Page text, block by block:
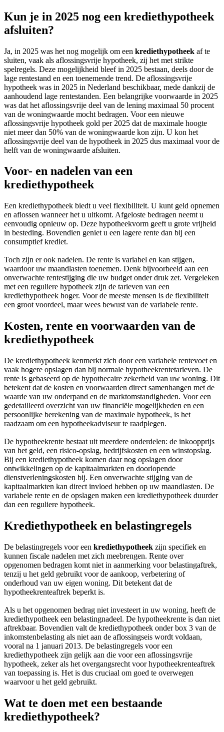
Kun je in 2025 nog een krediethypotheek
afsluiten?
Ja, in 2025 was het nog mogelijk om een krediethypotheek af te
sluiten, vaak als aflossingsvrije hypotheek, zij het met strikte
spelregels. Deze mogelijkheid bleef in 2025 bestaan, deels door de
lage rentestand en een toenemende trend. De aflossingsvrije
hypotheek was in 2025 in Nederland beschikbaar, mede dankzij de
aanhoudend lage rentestanden. Een belangrijke voorwaarde in 2025
was dat het aflossingsvrije deel van de lening maximaal 50 procent
van de woningwaarde mocht bedragen. Voor een nieuwe
aflossingsvrije hypotheek gold per 2025 dat de maximale hoogte
niet meer dan 50% van de woningwaarde kon zijn. U kon het
aflossingsvrije deel van de hypotheek in 2025 dus maximaal voor de
helft van de woningwaarde afsluiten.
Voor- en nadelen van een
krediethypotheek
Een krediethypotheek biedt u veel flexibiliteit. U kunt geld opnemen
en aflossen wanneer het u uitkomt. Afgeloste bedragen neemt u
eenvoudig opnieuw op. Deze hypotheekvorm geeft u grote vrijheid
in besteding. Bovendien geniet u een lagere rente dan bij een
consumptief krediet.
Toch zijn er ook nadelen. De rente is variabel en kan stijgen,
waardoor uw maandlasten toenemen. Denk bijvoorbeeld aan een
onverwachte rentestijging die uw budget onder druk zet. Vergeleken
met een reguliere hypotheek zijn de tarieven van een
krediethypotheek hoger. Voor de meeste mensen is de flexibiliteit
een groot voordeel, maar wees bewust van de variabele rente.
Kosten, rente en voorwaarden van de
krediethypotheek
De krediethypotheek kenmerkt zich door een variabele rentevoet en
vaak hogere opslagen dan bij normale hypotheekrentetarieven. De
rente is gebaseerd op de hypothecaire zekerheid van uw woning. Dit
betekent dat de kosten en voorwaarden direct samenhangen met de
waarde van uw onderpand en de marktomstandigheden. Voor een
gedetailleerd overzicht van uw financiële mogelijkheden en een
persoonlijke berekening van de maximale hypotheek, is het
raadzaam om een hypotheekadviseur te raadplegen.
De hypotheekrente bestaat uit meerdere onderdelen: de inkoopprijs
van het geld, een risico-opslag, bedrijfskosten en een winstopslag.
Bij een krediethypotheek komen daar nog opslagen door
ontwikkelingen op de kapitaalmarkten en doorlopende
dienstverleningskosten bij. Een onverwachte stijging van de
kapitaalmarkten kan direct invloed hebben op uw maandlasten. De
variabele rente en de opslagen maken een krediethypotheek duurder
dan een reguliere hypotheek.
Krediethypotheek en belastingregels
De belastingregels voor een krediethypotheek zijn specifiek en
kunnen fiscale nadelen met zich meebrengen. Rente over
opgenomen bedragen komt niet in aanmerking voor belastingaftrek,
tenzij u het geld gebruikt voor de aankoop, verbetering of
onderhoud van uw eigen woning. Dit betekent dat de
hypotheekrenteaftrek beperkt is.
Als u het opgenomen bedrag niet investeert in uw woning, heeft de
krediethypotheek een belastingnadeel. De hypotheekrente is dan niet
aftrekbaar. Bovendien valt de krediethypotheek onder box 3 van de
inkomstenbelasting als niet aan de aflossingseis wordt voldaan,
vooral na 1 januari 2013. De belastingregels voor een
krediethypotheek zijn gelijk aan die voor een aflossingsvrije
hypotheek, zeker als het overgangsrecht voor hypotheekrenteaftrek
van toepassing is. Het is dus cruciaal om goed te overwegen
waarvoor u het geld gebruikt.
Wat te doen met een bestaande
krediethypotheek?